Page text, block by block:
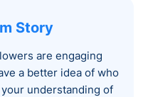
Story‍
are engaging
a better idea of who
understanding of